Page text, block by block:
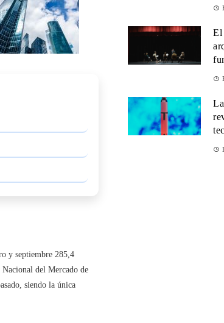
y septiembre 285,4
del Mercado de
siendo la única
El